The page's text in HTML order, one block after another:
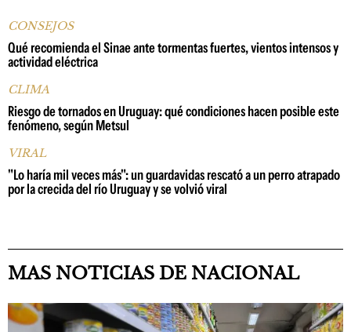
CONSEJOS
Qué recomienda el Sinae ante tormentas fuertes, vientos intensos y
actividad eléctrica
CLIMA
Riesgo de tornados en Uruguay: qué condiciones hacen posible este
fenómeno, según Metsul
VIRAL
"Lo haría mil veces más": un guardavidas rescató a un perro atrapado
por la crecida del río Uruguay y se volvió viral
MAS NOTICIAS DE NACIONAL